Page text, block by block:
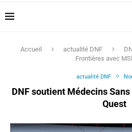
Accueil actualité DNF
Frontières avec
actualité DNF
DNF soutient Médecins
Quest